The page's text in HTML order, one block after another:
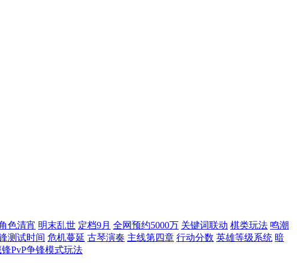
色清宵 明末乱世 定档9月 全网预约5000万 关键词联动 棋类玩法 鸣潮
测试时间 危机蔓延 古琴演奏 主线第四章 行动分数 英雄等级系统 暗
PvP争锋模式玩法